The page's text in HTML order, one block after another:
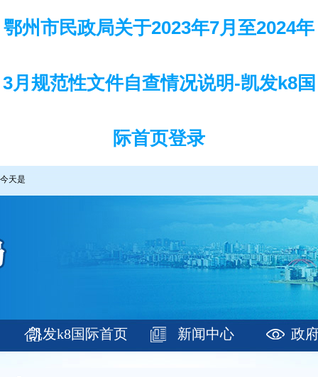
鄂州市民政局关于2023年7月至2024年
3月规范性文件自查情况说明-凯发k8国
际首页登录
今天是
凯发k8国际首页 新闻中心 政